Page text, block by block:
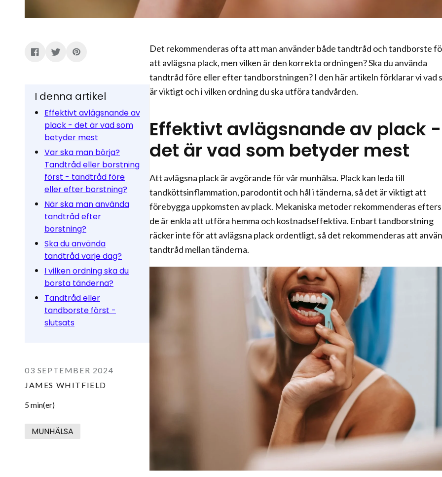
I denna artikel
Effektivt avlägsnande av
plack - det är vad som
betyder mest
Var ska man börja?
Tandtråd eller borstning
först - tandtråd före
eller efter borstning?
När ska man använda
tandtråd efter
borstning?
Ska du använda
tandtråd varje dag?
I vilken ordning ska du
borsta tänderna?
Tandtråd eller
tandborste först -
slutsats
03 SEPTEMBER 2024
JAMES WHITFIELD
5 min(er)
MUNHÄLSA
Det rekommenderas ofta att man använder både tandtråd och tandborste
att avlägsna plack, men vilken är den korrekta ordningen? Ska du använda
tandtråd före eller efter tandborstningen? I den här artikeln förklarar vi vad
är viktigt och i vilken ordning du ska utföra tandvården.
Effektivt avlägsnande av plack -
det är vad som betyder mest
Att avlägsna plack är avgörande för vår munhälsa. Plack kan leda till
tandköttsinflammation, parodontit och hål i tänderna, så det är viktigt att
förebygga uppkomsten av plack. Mekaniska metoder rekommenderas
de är enkla att utföra hemma och kostnadseffektiva. Enbart tandborstning
räcker inte för att avlägsna plack ordentligt, så det rekommenderas att
tandtråd mellan tänderna.